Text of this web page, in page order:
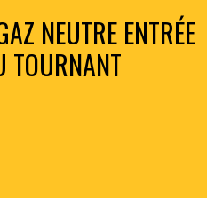
NEUTRE ENTRÉE
TOURNANT